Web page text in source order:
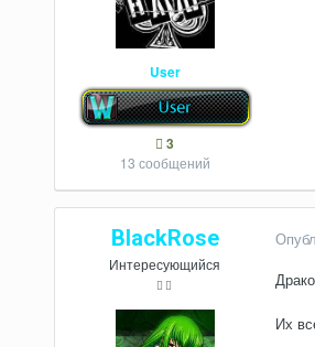
User
3
13 сообщений
BlackRose
Интересующийся
Их